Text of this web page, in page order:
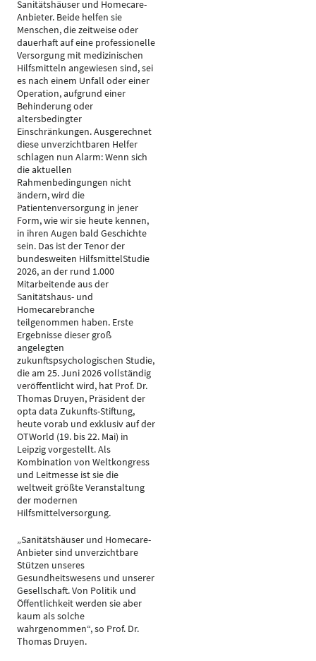
Sanitätshäuser und Homecare-
Anbieter. Beide helfen sie
Menschen, die zeitweise oder
dauerhaft auf eine professionelle
Versorgung mit medizinischen
Hilfsmitteln angewiesen sind, sei
es nach einem Unfall oder einer
Operation, aufgrund einer
Behinderung oder
altersbedingter
Einschränkungen. Ausgerechnet
diese unverzichtbaren Helfer
schlagen nun Alarm: Wenn sich
die aktuellen
Rahmenbedingungen nicht
ändern, wird die
Patientenversorgung in jener
Form, wie wir sie heute kennen,
in ihren Augen bald Geschichte
sein. Das ist der Tenor der
bundesweiten HilfsmittelStudie
2026, an der rund 1.000
Mitarbeitende aus der
Sanitätshaus- und
Homecarebranche
teilgenommen haben. Erste
Ergebnisse dieser groß
angelegten
zukunftspsychologischen Studie,
die am 25. Juni 2026 vollständig
veröffentlicht wird, hat Prof. Dr.
Thomas Druyen, Präsident der
opta data Zukunfts-Stiftung,
heute vorab und exklusiv auf der
OTWorld (19. bis 22. Mai) in
Leipzig vorgestellt. Als
Kombination von Weltkongress
und Leitmesse ist sie die
weltweit größte Veranstaltung
der modernen
Hilfsmittelversorgung.
„Sanitätshäuser und Homecare-
Anbieter sind unverzichtbare
Stützen unseres
Gesundheitswesens und unserer
Gesellschaft. Von Politik und
Öffentlichkeit werden sie aber
kaum als solche
wahrgenommen“, so Prof. Dr.
Thomas Druyen.